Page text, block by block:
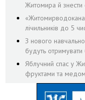
Житомира й знести
лічильників до 5
З нового
будуть отримувати
Яблучний спас у
фруктами та медом